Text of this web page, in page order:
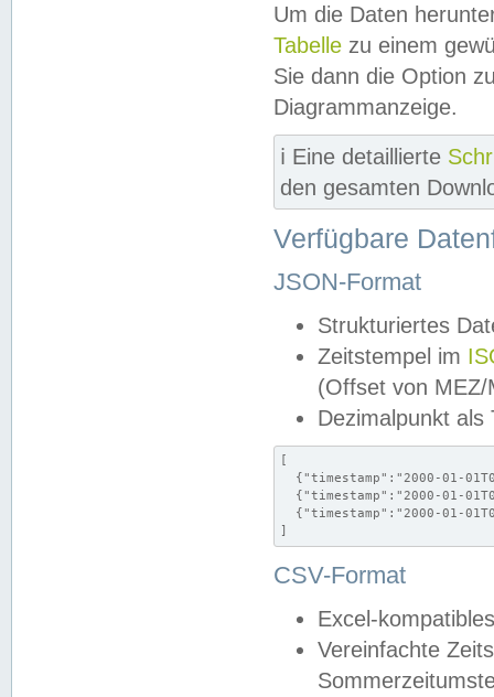
Um die Daten
Tabelle zu einem
Sie dann die Option
Diagrammanzeige.
ℹ️ Eine detaillierte
den gesamten
Verfügbare
JSON-Format
Strukturiertes
Zeitstempel im
(Offset von MEZ/
Dezimalpunkt als
[
{"timestamp":"2000-01-
{"timestamp":"2000-01-
{"timestamp":"2000-01-
]
CSV-Format
Excel-
Vereinfachte